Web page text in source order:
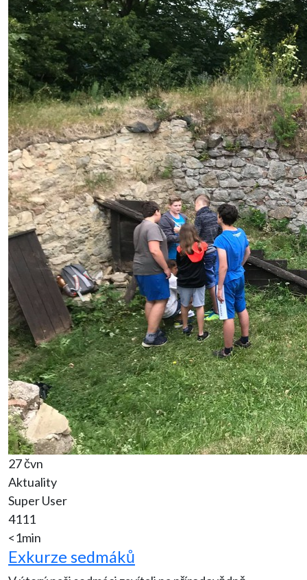
27 čvn
Aktuality
Super User
4111
<1min
Exkurze sedmáků